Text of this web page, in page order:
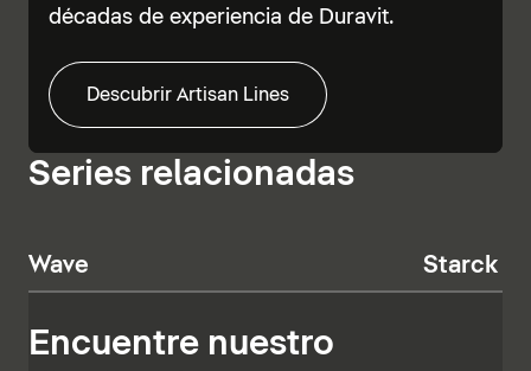
décadas de experiencia de Duravit.
Descubrir Artisan Lines
Series relacionadas
Wave Starck T
Encuentre nuestro